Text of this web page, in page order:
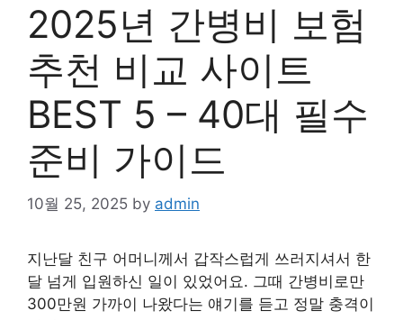
2025년 간병비 보험
추천 비교 사이트
BEST 5 – 40대 필수
준비 가이드
10월 25, 2025 by admin
지난달 친구 어머니께서 갑작스럽게 쓰러지셔서 한
달 넘게 입원하신 일이 있었어요. 그때 간병비로만
300만원 가까이 나왔다는 얘기를 듣고 정말 충격이